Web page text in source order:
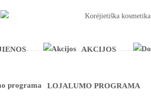
AKCIJOS
LOJALUMO PROGRAMA